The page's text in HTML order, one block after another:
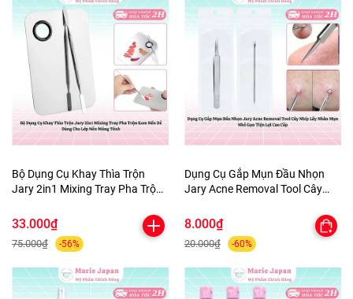
Bộ Dụng Cụ Khay Thìa Trộn
Jary 2in1 Mixing Tray Pha Trộn
Mỏng Tênh
33.000₫
75.000₫ -56%
Dụng Cụ Gắp Mụn Đầu Nhọn
Jary Acne Removal Tool Cây
Tiện Lợi Cao Cấp
8.000₫
20.000₫ -60%